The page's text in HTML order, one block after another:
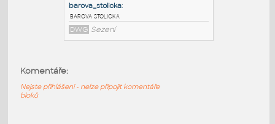
Barová stolička, dřevěná, vysoká
RFA Sezení
DWG
Sezení
Komentáře:
Nejste přihlášeni - nelze připojit komentáře
bloků